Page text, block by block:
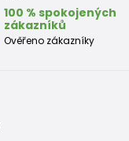
100 % spokojených
zákazníků
Ověřeno zákazníky